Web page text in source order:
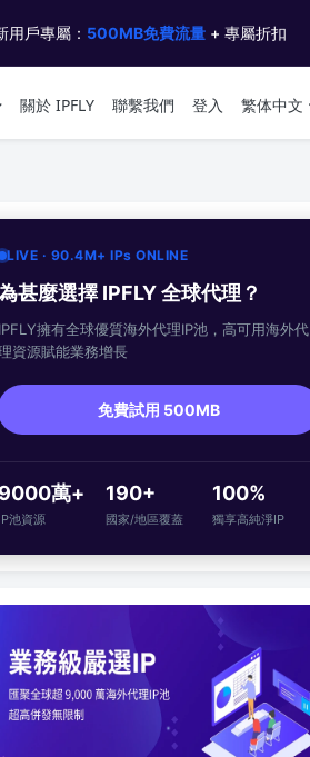
用戶專屬： 500MB免費流量 + 專屬折扣
關於 IPFLY 聯繫我們 登入 繁体中文
LIVE · 90.4M+ IPs ONLINE
甚麼選擇 IPFLY 全球代理？
IPFLY擁有全球優質海外代理IP池，高可用海外代
資源賦能業務增長
免費試用 500MB
9000萬+
IP池資源
190+
國家/地區覆蓋
100%
獨享高純淨IP